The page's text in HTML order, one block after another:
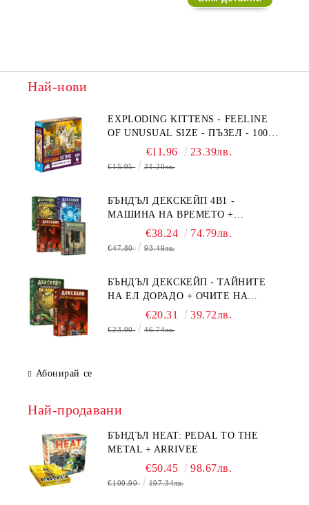
Най-нови
EXPLODING KITTENS - FEELINE
OF UNUSUAL SIZE - ПЪЗЕЛ - 1000
ЧАСТИ - ПРЕОЦЕНЕН - СРЕДНА
ПОВРЕДА НА КУТИЯТА
€11.96 23.39лв.
€15.95 31.20лв.
БЪНДЪЛ ДЕКСКЕЙП 4В1 -
МАШИНА НА ВРЕМЕТО +
БЯГСТВО ОТ АЛКАТРАЗ +
ТАЙНИТЕ НА ЕЛ ДОРАДО +
€38.24 74.79лв.
€47.80 93.49лв.
БЪНДЪЛ ДЕКСКЕЙП - ТАЙНИТЕ
НА ЕЛ ДОРАДО + ОЧИТЕ НА
ДРАКОНА€20.31 39.72лв.
€23.90 46.74лв.
Абонирай се
Най-продавани
БЪНДЪЛ HEAT: PEDAL TO THE
METAL + ARRIVEE
€50.45 98.67лв.
€100.90 197.34лв.